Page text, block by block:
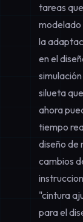
tareas
modelado
la
en el
silueta
ahora
tiempo
diseño de
cambios
"cintura
para el